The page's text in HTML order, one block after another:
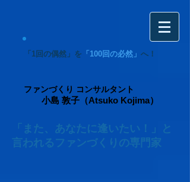
「1回の偶然」を 「100回の必然」 へ！
ファンづくり コンサルタント
小島 敦子（Atsuko Kojima）
「また、あなたに逢いたい！」と
言われるファンづくりの専門家